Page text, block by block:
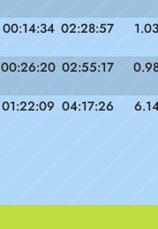
00:14:34 02:28:57 1.03
00:26:20 02:55:17
01:22:09 04:17:26